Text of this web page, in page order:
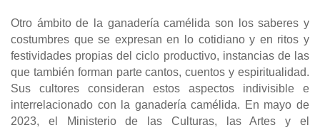
Otro ámbito de la ganadería camélida son los saberes y
costumbres que se expresan en lo cotidiano y en ritos y
festividades propias del ciclo productivo, instancias de las
que también forman parte cantos, cuentos y espiritualidad.
Sus cultores consideran estos aspectos indivisible e
interrelacionado con la ganadería camélida. En mayo de
2023, el Ministerio de las Culturas, las Artes y el